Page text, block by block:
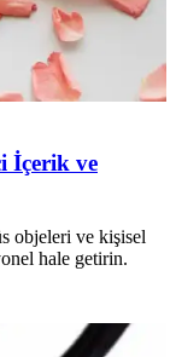
İçerik ve
objeleri ve kişisel
hale getirin.